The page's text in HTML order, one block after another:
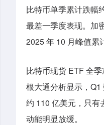
比特币单季累计跌幅
最差一季度表现。加
2025 年 10 月峰值累
比特币现货 ETF 全
根大通分析显示，
约 110 亿美元，只有
动能明显放缓。